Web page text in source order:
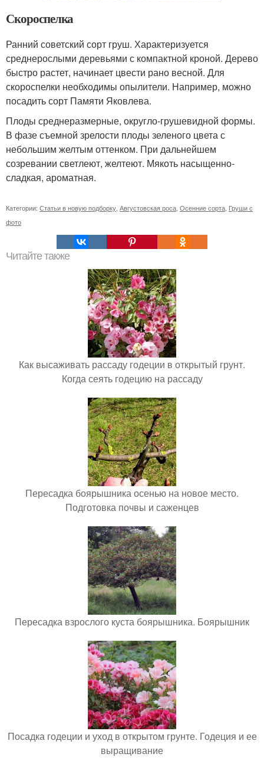
Скороспелка
Ранний советский сорт груш. Характеризуется
среднерослыми деревьями с компактной кроной. Дерево
быстро растет, начинает цвести рано весной. Для
скороспелки необходимы опылители. Например, можно
посадить сорт Памяти Яковлева.
Плоды среднеразмерные, округло-грушевидной формы.
В фазе съемной зрелости плоды зеленого цвета с
небольшим желтым оттенком. При дальнейшем
созревании светлеют, желтеют. Мякоть насыщенно-
сладкая, ароматная.
Категории: Статьи в новую подборку Августовская роса Осенние сорта Груши с
фото
Читайте также
Как высаживать рассаду годеции в открытый грунт.
Когда сеять годецию на рассаду
Пересадка боярышника осенью на новое место.
Подготовка почвы и саженцев
Пересадка взрослого куста боярышника. Боярышник
Посадка годеции и уход в открытом грунте. Годеция и ее
выращивание